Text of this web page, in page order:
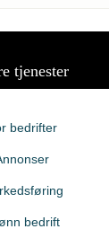
tjenester
bedrifter
bedrift